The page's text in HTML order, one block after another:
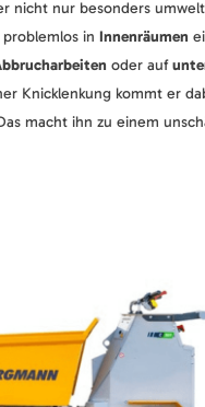
nicht nur besonders
in Innenräumen
oder auf
Knicklenkung kommt er
macht ihn zu einem